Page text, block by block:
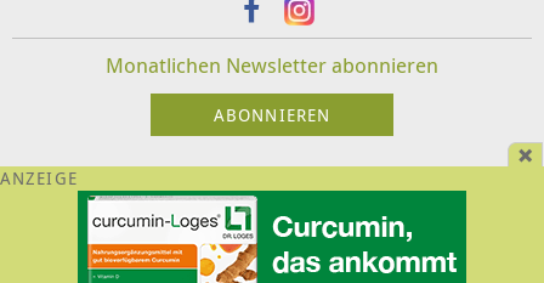
Monatlichen Newsletter abonnieren
Impressum Datenschutz Disclaimer